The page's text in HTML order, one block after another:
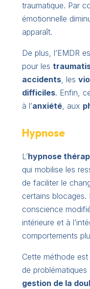
traumatique. Par
émotionnelle
apparaît.
De plus, l’EMDR
pour les
accidents, les
difficiles. Enfin,
à l’anxiété, aux
Hypnose
L’hypnose
qui mobilise les
de faciliter le
certains blocages.
conscience
intérieure et à
comportements
Cette méthode
de problématiques
gestion de la